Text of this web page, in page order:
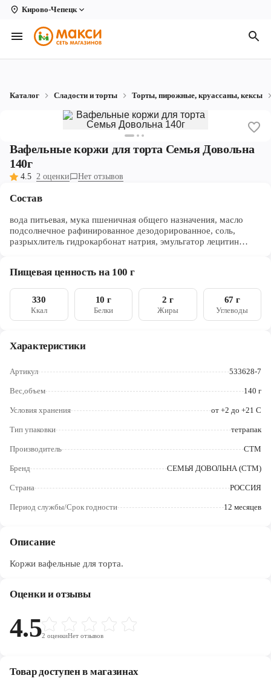
Кирово-Чепецк
Вологда
Архангельск
Коряжма
Котлас
Новодвинск
Рыбинск
Череповец
Ярославль
Каталог Сладости и торты Торты, пирожные, круассаны, кексы
Вафельные коржи для торта Семья Довольна
140г
4.5 2 оценки Нет отзывов
Состав
вода питьевая, мука пшеничная общего назначения, масло
подсолнечное рафинированное дезодорированное, соль,
разрыхлитель гидрокарбонат натрия, эмульгатор лецитин
Пищевая ценность на 100 г
330
Ккал
10 г
Белки
2 г
Жиры
67 г
Углеводы
Характеристики
Артикул 533628-7
Вес,объем 140 г
Условия хранения от +2 до +21 С
Тип упаковки тетрапак
Производитель СТМ
Бренд СЕМЬЯ ДОВОЛЬНА (СТМ)
Страна РОССИЯ
Период службы/Срок годности 12 месяцев
Описание
Коржи вафельные для торта.
Оценки и отзывы
4.52 оценкиНет отзывов
Товар доступен в магазинах